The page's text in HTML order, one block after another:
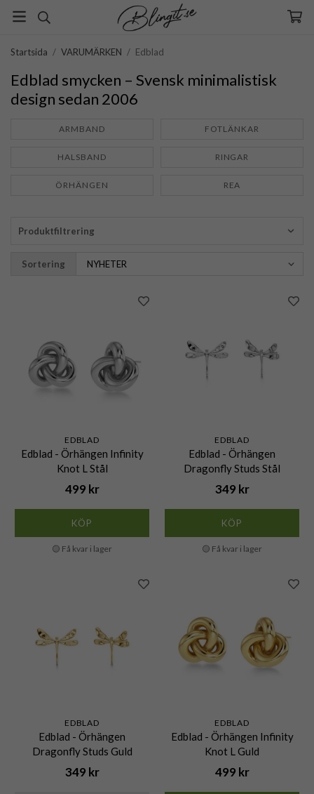
Startsida / VARUMÄRKEN / Edblad
Edblad smycken – Svensk minimalistisk
design sedan 2006
ARMBAND FOTLÄNKAR
HALSBAND RINGAR
ÖRHÄNGEN REA
Produktfiltrering
Sortering
EDBLAD
Edblad - Örhängen Infinity
Knot L Stål
499 kr
KÖP
🟡 Få kvar i lager
EDBLAD
Edblad - Örhängen
Dragonfly Studs Stål
349 kr
KÖP
🟡 Få kvar i lager
EDBLAD
Edblad - Örhängen
Dragonfly Studs Guld
349 kr
EDBLAD
Edblad - Örhängen Infinity
Knot L Guld
499 kr